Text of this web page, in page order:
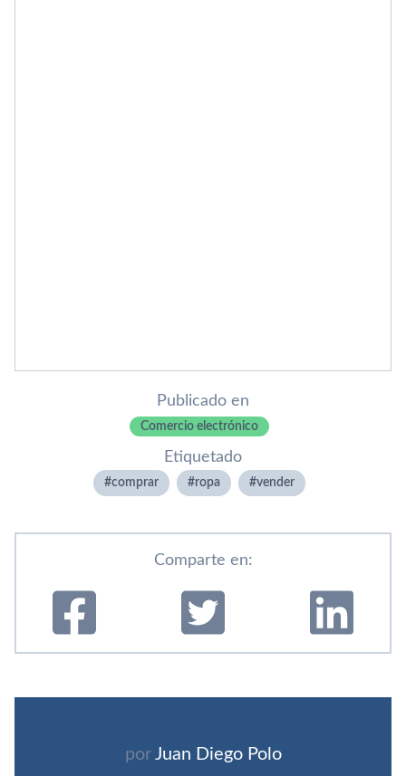
Publicado en
Comercio electrónico
Etiquetado
comprar ropa vender
Comparte en:
por Juan Diego Polo